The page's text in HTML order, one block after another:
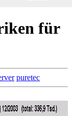
für
puretec